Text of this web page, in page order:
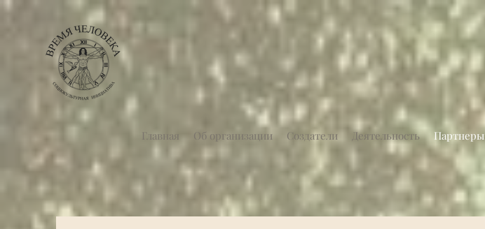
Главная Об организации Создатели Деятельность Партнеры